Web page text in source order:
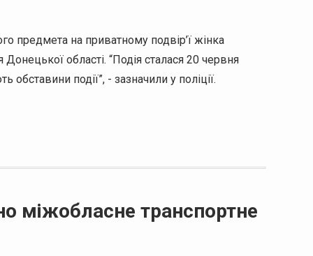
предмета на приватному подвір’ї жінка
області. “Подія сталася 20 червня
події”, - зазначили у поліції.
міжобласне транспортне